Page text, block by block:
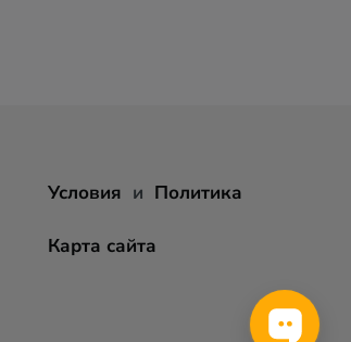
Условия и Политика
Карта сайта